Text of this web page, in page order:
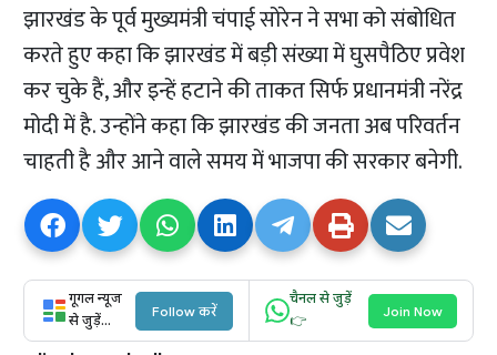
झारखंड के पूर्व मुख्यमंत्री चंपाई सोरेन ने सभा को संबोधित
करते हुए कहा कि झारखंड में बड़ी संख्या में घुसपैठिए प्रवेश
कर चुके हैं, और इन्हें हटाने की ताकत सिर्फ प्रधानमंत्री नरेंद्र
मोदी में है. उन्होंने कहा कि झारखंड की जनता अब परिवर्तन
चाहती है और आने वाले समय में भाजपा की सरकार बनेगी.
गूगल न्यूज
से जुड़ें...
Follow करें
चैनल से जुड़ें
👉
Join Now